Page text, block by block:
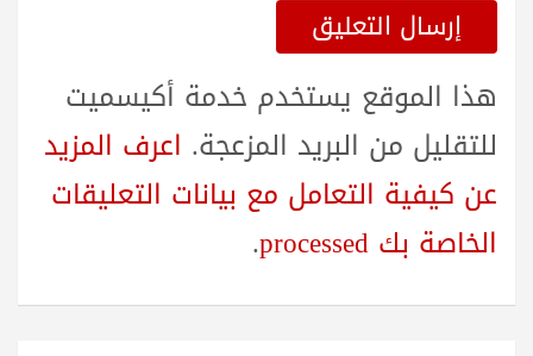
هذا الموقع يستخدم خدمة أكيسميت
للتقليل من البريد المزعجة. اعرف المزيد
عن كيفية التعامل مع بيانات التعليقات
الخاصة بك processed
.